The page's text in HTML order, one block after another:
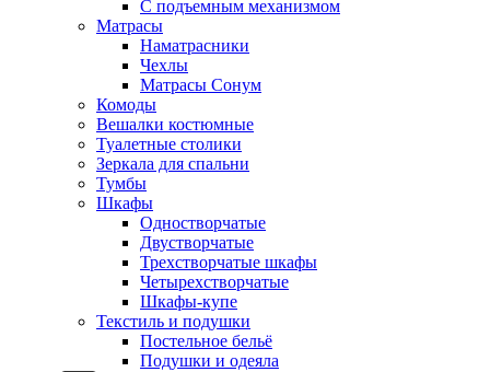
С подъемным механизмом
Матрасы
Наматрасники
Чехлы
Матрасы Сонум
Комоды
Вешалки костюмные
Туалетные столики
Зеркала для спальни
Тумбы
Шкафы
Одностворчатые
Двустворчатые
Трехстворчатые шкафы
Четырехстворчатые
Шкафы-купе
Текстиль и подушки
Постельное бельё
Подушки и одеяла